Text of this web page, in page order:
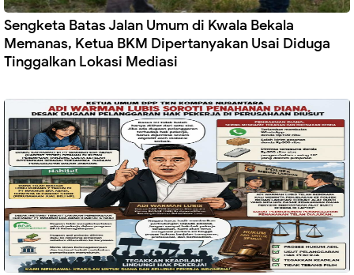
Sengketa Batas Jalan Umum di Kwala Bekala
Memanas, Ketua BKM Dipertanyakan Usai Diduga
Tinggalkan Lokasi Mediasi